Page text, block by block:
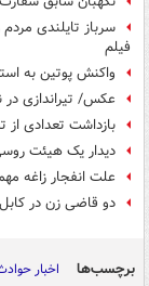
سرباز تایلندی
فیلم
واکنش پوتین به
عکس/ تیراندازی در
بازداشت تعدادی
دیدار یک هیئت
علت انفجار زاغه
دو قاضی زن در
برچسب‌ها اخبار